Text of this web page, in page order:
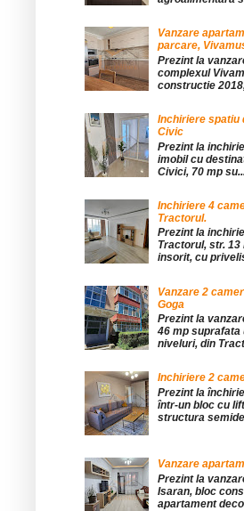
Vanzare
parcare,
Prezint la
complexul
constructie
Inchiriere spatiu
Civic
Prezint la
imobil cu
Civici, 70 mp
Inchiriere 4
Tractorul.
Prezint la
Tractorul, str.
insorit, cu
Vanzare 2
Goga
Prezint la
46 mp suprafata
niveluri, din
Inchiriere 2
Prezint la
într-un bloc cu
structura
Vanzare
Prezint la
Isaran, bloc
apartament